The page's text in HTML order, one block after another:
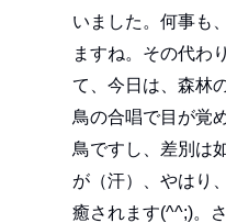
いました。何事も
ますね。その代わ
て、今日は、森林
鳥の合唱で目が覚
鳥ですし、差別は
が（汗）、やはり
癒されます(^^;)。